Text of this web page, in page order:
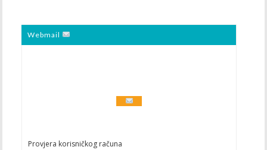
Webmail
Provjera korisničkog računa